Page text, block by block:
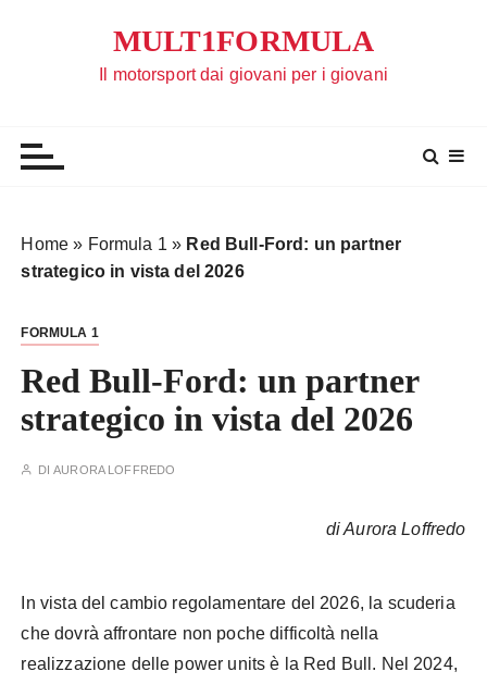
MULT1FORMULA
Il motorsport dai giovani per i giovani
Home » Formula 1 » Red Bull-Ford: un partner
strategico in vista del 2026
FORMULA 1
Red Bull-Ford: un partner
strategico in vista del 2026
DIAURORA LOFFREDO
di Aurora Loffredo
In vista del cambio regolamentare del 2026, la scuderia
che dovrà affrontare non poche difficoltà nella
realizzazione delle power units è la Red Bull. Nel 2024,